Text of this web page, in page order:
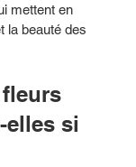
mettent en
la beauté des
elles si